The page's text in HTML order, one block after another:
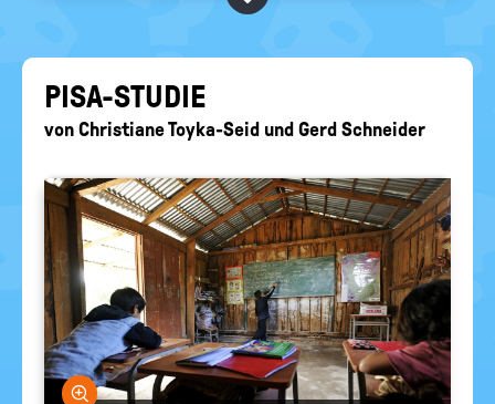
politische
EURE AKTUELLEN FRAGEN...
PISA-​STUDIE
von Christiane Toyka-Seid und Gerd Schneider
Bild vergrößern